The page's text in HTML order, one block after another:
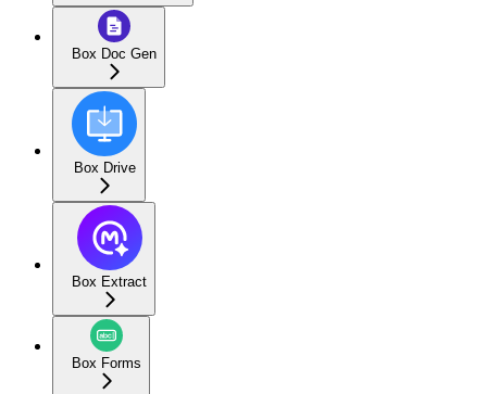
Box Doc Gen
Box Drive
Box Extract
Box Forms